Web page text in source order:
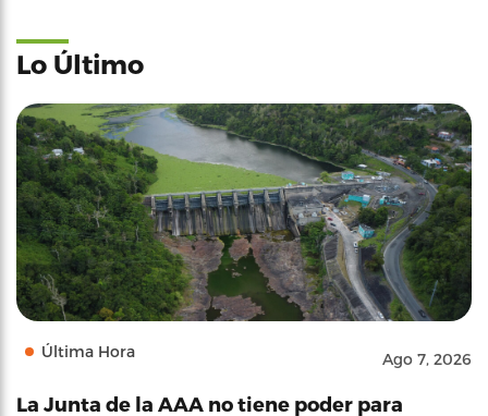
Lo Último
Última Hora Ago 7, 2026
La Junta de la AAA no tiene poder para